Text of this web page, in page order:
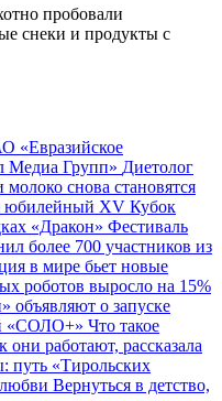
пробовали
снеки и продукты с
«Евразийское
Медиа Групп» Диетолог
снова становятся
юбилейный XV Кубок
«Дракон» Фестиваль
более 700 участников из
в мире бьет новые
роботов выросло на 15%
объявляют о запуске
«СОЛО+» Что такое
работают, рассказала
путь «Тирольских
Вернуться в детство,